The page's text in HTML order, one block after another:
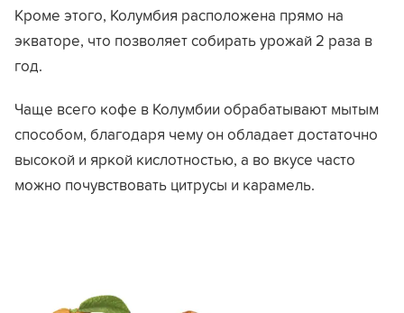
Кроме этого, Колумбия расположена прямо на
экваторе, что позволяет собирать урожай 2 раза в
год.
Чаще всего кофе в Колумбии обрабатывают мытым
способом, благодаря чему он обладает достаточно
высокой и яркой кислотностью, а во вкусе часто
можно почувствовать цитрусы и карамель.